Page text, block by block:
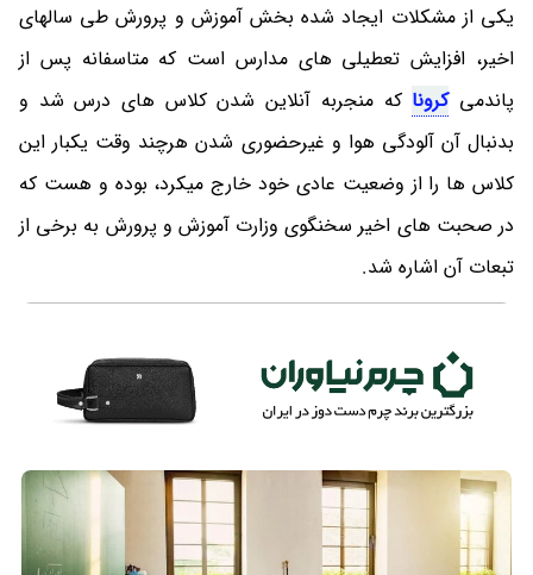
یکی از مشکلات ایجاد شده بخش آموزش و پرورش طی سالهای
اخیر، افزایش تعطیلی های مدارس است که متاسفانه پس از
پاندمیکرونا که منجربه آنلاین شدن کلاس های درس شد و
بدنبال آن آلودگی هوا و غیرحضوری شدن هرچند وقت یکبار این
کلاس ها را از وضعیت عادی خود خارج میکرد، بوده و هست که
در صحبت های اخیر سخنگوی وزارت آموزش و پرورش به برخی از
تبعات آن اشاره شد.